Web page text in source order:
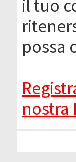
il tuo
possa
nostra